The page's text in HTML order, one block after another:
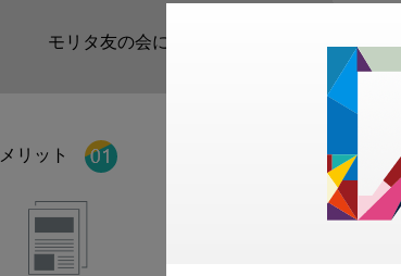
モリタ友の会に登録いただくと、デンタル
メリット